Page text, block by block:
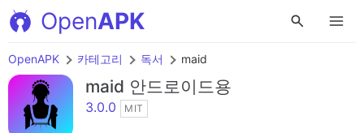
OpenAPK
OpenAPK 카테고리 독서 maid
maid 안드로이드용
3.0.0 MIT